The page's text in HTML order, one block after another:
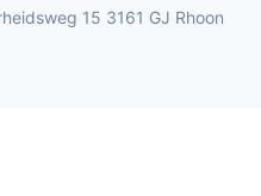
15 3161 GJ Rhoon